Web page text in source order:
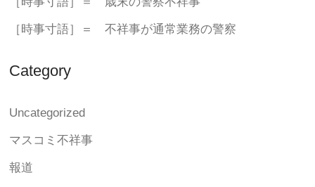
［時事寸語］＝ 不祥事が通常業務の警察
Category
Uncategorized
マスコミ不祥事
報道